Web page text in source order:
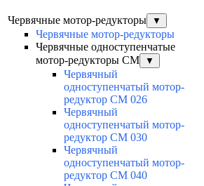
Червячные мотор-редукторы ▼
Червячные мотор-редукторы
Червячные одноступенчатые
мотор-редукторы CM
▼
Червячный
одноступенчатый мотор-
редуктор CM 026
Червячный
одноступенчатый мотор-
редуктор CM 030
Червячный
одноступенчатый мотор-
редуктор CM 040